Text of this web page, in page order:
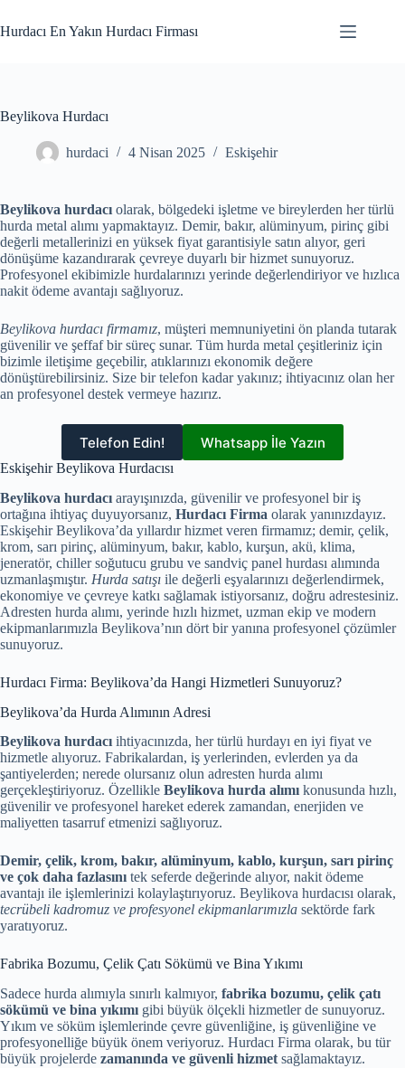
to
content
Hurdacı En Yakın Hurdacı Firması
Beylikova Hurdacı
hurdaci 4 Nisan 2025 Eskişehir
Beylikova hurdacı olarak, bölgedeki işletme ve bireylerden her türlü
hurda metal alımı yapmaktayız. Demir, bakır, alüminyum, pirinç gibi
değerli metallerinizi en yüksek fiyat garantisiyle satın alıyor, geri
dönüşüme kazandırarak çevreye duyarlı bir hizmet sunuyoruz.
Profesyonel ekibimizle hurdalarınızı yerinde değerlendiriyor ve hızlıca
nakit ödeme avantajı sağlıyoruz.
Beylikova hurdacı firmamız, müşteri memnuniyetini ön planda tutarak
güvenilir ve şeffaf bir süreç sunar. Tüm hurda metal çeşitleriniz için
bizimle iletişime geçebilir, atıklarınızı ekonomik değere
dönüştürebilirsiniz. Size bir telefon kadar yakınız; ihtiyacınız olan her
an profesyonel destek vermeye hazırız.
Telefon Edin! Whatsapp İle Yazın
Eskişehir Beylikova Hurdacısı
Beylikova hurdacı arayışınızda, güvenilir ve profesyonel bir iş
ortağına ihtiyaç duyuyorsanız, Hurdacı Firma olarak yanınızdayız.
Eskişehir Beylikova’da yıllardır hizmet veren firmamız; demir, çelik,
krom, sarı pirinç, alüminyum, bakır, kablo, kurşun, akü, klima,
jeneratör, chiller soğutucu grubu ve sandviç panel hurdası alımında
uzmanlaşmıştır. Hurda satışı ile değerli eşyalarınızı değerlendirmek,
ekonomiye ve çevreye katkı sağlamak istiyorsanız, doğru adrestesiniz.
Adresten hurda alımı, yerinde hızlı hizmet, uzman ekip ve modern
ekipmanlarımızla Beylikova’nın dört bir yanına profesyonel çözümler
sunuyoruz.
Hurdacı Firma: Beylikova’da Hangi Hizmetleri Sunuyoruz?
Beylikova’da Hurda Alımının Adresi
Beylikova hurdacı ihtiyacınızda, her türlü hurdayı en iyi fiyat ve
hizmetle alıyoruz. Fabrikalardan, iş yerlerinden, evlerden ya da
şantiyelerden; nerede olursanız olun adresten hurda alımı
gerçekleştiriyoruz. Özellikle Beylikova hurda alımı konusunda hızlı,
güvenilir ve profesyonel hareket ederek zamandan, enerjiden ve
maliyetten tasarruf etmenizi sağlıyoruz.
Demir, çelik, krom, bakır, alüminyum, kablo, kurşun, sarı pirinç
ve çok daha fazlasını tek seferde değerinde alıyor, nakit ödeme
avantajı ile işlemlerinizi kolaylaştırıyoruz. Beylikova hurdacısı olarak,
tecrübeli kadromuz ve profesyonel ekipmanlarımızla sektörde fark
yaratıyoruz.
Fabrika Bozumu, Çelik Çatı Sökümü ve Bina Yıkımı
Sadece hurda alımıyla sınırlı kalmıyor, fabrika bozumu, çelik çatı
sökümü ve bina yıkımı gibi büyük ölçekli hizmetler de sunuyoruz.
Yıkım ve söküm işlemlerinde çevre güvenliğine, iş güvenliğine ve
profesyonelliğe büyük önem veriyoruz. Hurdacı Firma olarak, bu tür
büyük projelerde zamanında ve güvenli hizmet sağlamaktayız.